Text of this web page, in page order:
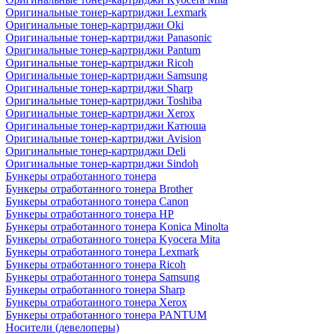
Оригинальные тонер-картриджи Lexmark
Оригинальные тонер-картриджи Oki
Оригинальные тонер-картриджи Panasonic
Оригинальные тонер-картриджи Pantum
Оригинальные тонер-картриджи Ricoh
Оригинальные тонер-картриджи Samsung
Оригинальные тонер-картриджи Sharp
Оригинальные тонер-картриджи Toshiba
Оригинальные тонер-картриджи Xerox
Оригинальные тонер-картриджи Катюша
Оригинальные тонер-картриджи Avision
Оригинальные тонер-картриджи Deli
Оригинальные тонер-картриджи Sindoh
Бункеры отработанного тонера
Бункеры отработанного тонера Brother
Бункеры отработанного тонера Canon
Бункеры отработанного тонера HP
Бункеры отработанного тонера Konica Minolta
Бункеры отработанного тонера Kyocera Mita
Бункеры отработанного тонера Lexmark
Бункеры отработанного тонера Ricoh
Бункеры отработанного тонера Samsung
Бункеры отработанного тонера Sharp
Бункеры отработанного тонера Xerox
Бункеры отработанного тонера PANTUM
Носители (девелоперы)